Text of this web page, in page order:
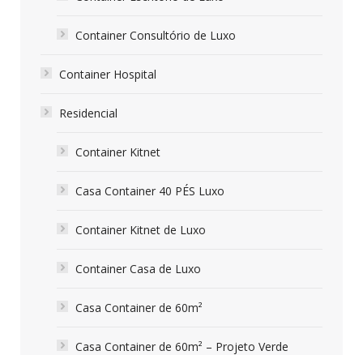
Container Consultório de Luxo
Container Hospital
Residencial
Container Kitnet
Casa Container 40 PÉS Luxo
Container Kitnet de Luxo
Container Casa de Luxo
Casa Container de 60m²
Casa Container de 60m² – Projeto Verde